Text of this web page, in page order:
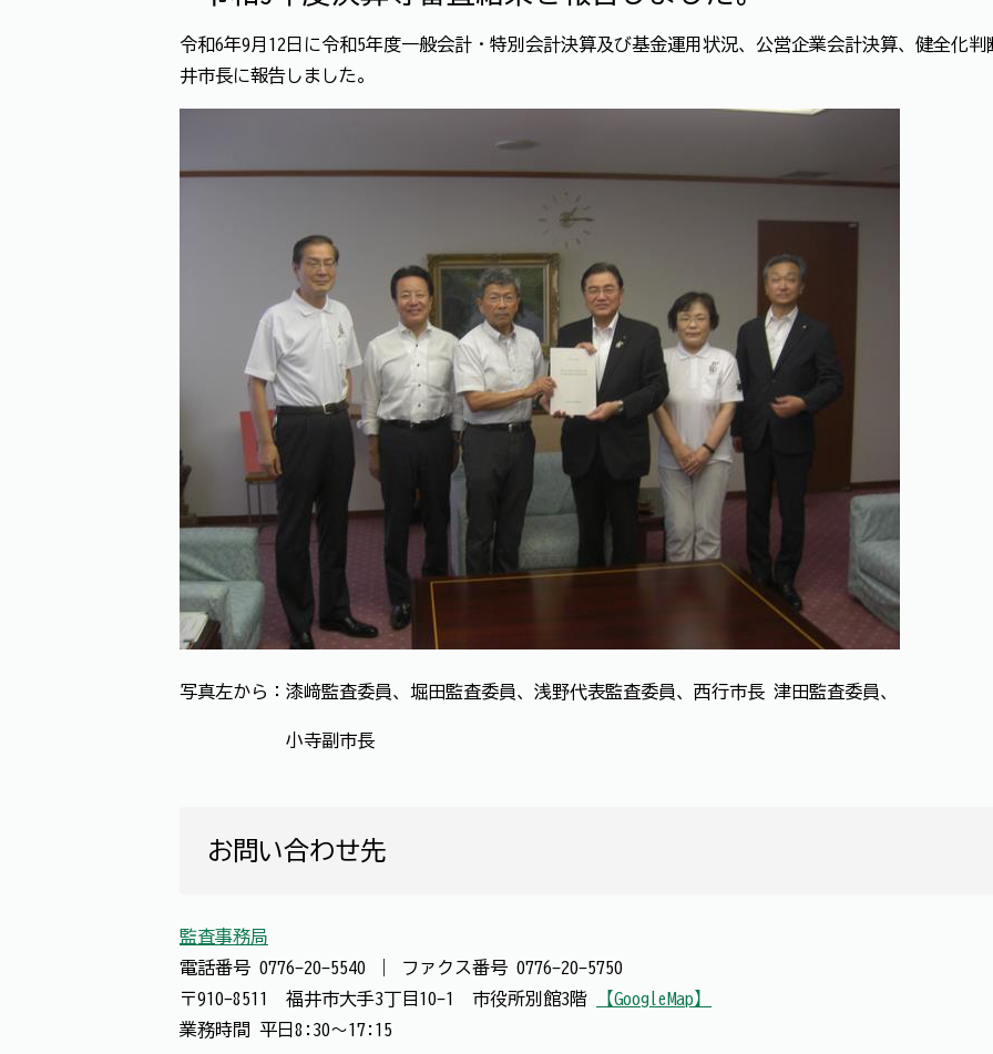
令和6年9月12日に令和5年度一般会計・特別会計決算及び基金運用状況、公営企業会計決算、健全化
井市長に報告しました。
写真左から：漆﨑監査委員、堀田監査委員、浅野代表監査委員、西行市長 津田監査委員、
小寺副市長
お問い合わせ先
監査事務局
電話番号 0776-20-5540 ファクス番号 0776-20-5750
〒910-8511 福井市大手3丁目10-1 市役所別館3階
【GoogleMap】
業務時間 平日8:30～17:15